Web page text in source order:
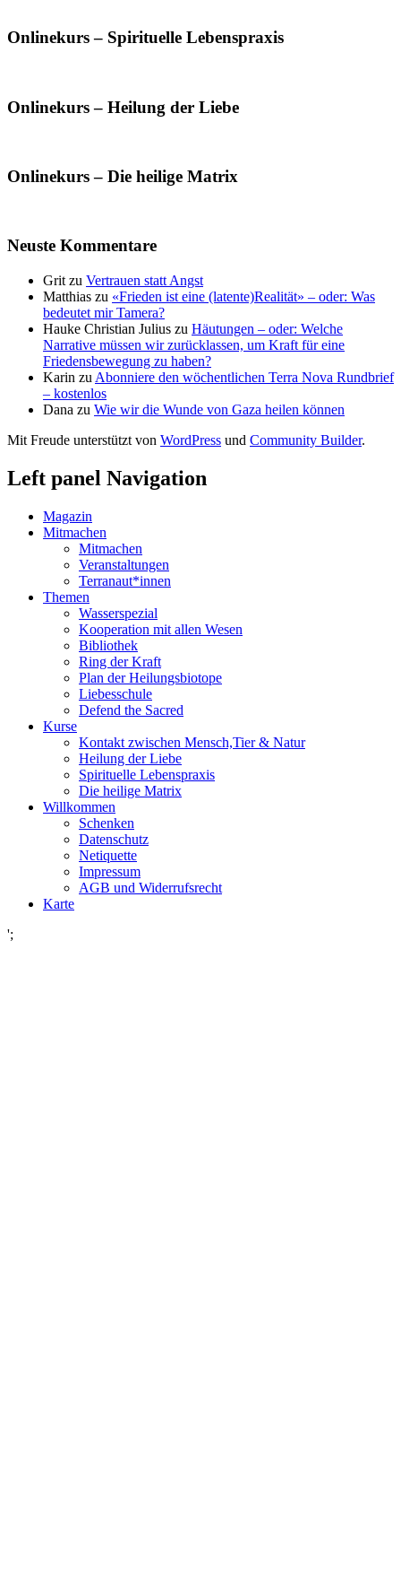
Onlinekurs – Spirituelle Lebenspraxis
Onlinekurs – Heilung der Liebe
Onlinekurs – Die heilige Matrix
Neuste Kommentare
Grit zu Vertrauen statt Angst
Matthias zu «Frieden ist eine (latente)Realität» – oder: Was
bedeutet mir Tamera?
Hauke Christian Julius zu Häutungen – oder: Welche
Narrative müssen wir zurücklassen, um Kraft für eine
Friedensbewegung zu haben?
Karin zu Abonniere den wöchentlichen Terra Nova Rundbrief
– kostenlos
Dana zu Wie wir die Wunde von Gaza heilen können
Mit Freude unterstützt von WordPress und Community Builder.
Left panel Navigation
Magazin
Mitmachen
Mitmachen
Veranstaltungen
Terranaut*innen
Themen
Wasserspezial
Kooperation mit allen Wesen
Bibliothek
Ring der Kraft
Plan der Heilungsbiotope
Liebesschule
Defend the Sacred
Kurse
Kontakt zwischen Mensch,Tier & Natur
Heilung der Liebe
Spirituelle Lebenspraxis
Die heilige Matrix
Willkommen
Schenken
Datenschutz
Netiquette
Impressum
AGB und Widerrufsrecht
Karte
';